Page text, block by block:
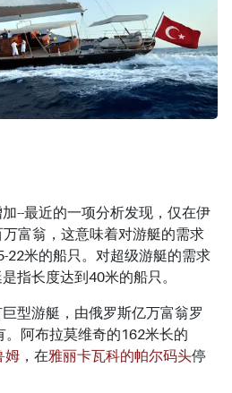
--最近的一项分析发现，仅在伊
富翁，这意味着对游艇的需求
22米的船只。对超级游艇的需求
指长度达到40米的船只。
型游艇，由俄罗斯亿万富翁罗
。阿布拉莫维奇的162米长的
姆 ，在雅丽卡瓦科的帕尔码头停